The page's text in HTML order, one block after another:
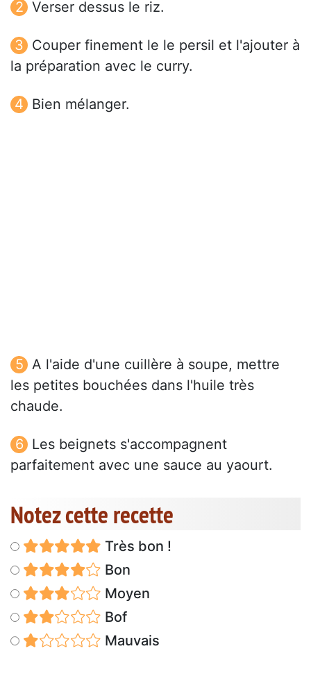
Verser dessus le riz.
Couper finement le le persil et l'ajouter à
la préparation avec le curry.
Bien mélanger.
A l'aide d'une cuillère à soupe, mettre
les petites bouchées dans l'huile très
chaude.
Les beignets s'accompagnent
parfaitement avec une sauce au yaourt.
Notez cette recette
Très bon !
Bon
Moyen
Bof
Mauvais